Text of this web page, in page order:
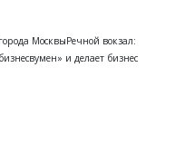
МосквыРечной вокзал:
и делает бизнес